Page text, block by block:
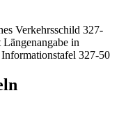
Verkehrsschild 327-
in
327-50